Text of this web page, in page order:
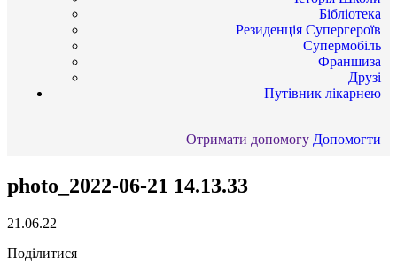
Бібліотека
Резиденція Супергероїв
Супермобіль
Франшиза
Друзі
Путівник лікарнею
Отримати допомогу Допомогти
photo_2022-06-21 14.13.33
21.06.22
Поділитися